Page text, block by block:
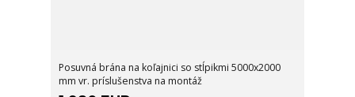
Posuvná brána na koľajnici so stĺpikmi 5000x2000
mm vr. príslušenstva na montáž